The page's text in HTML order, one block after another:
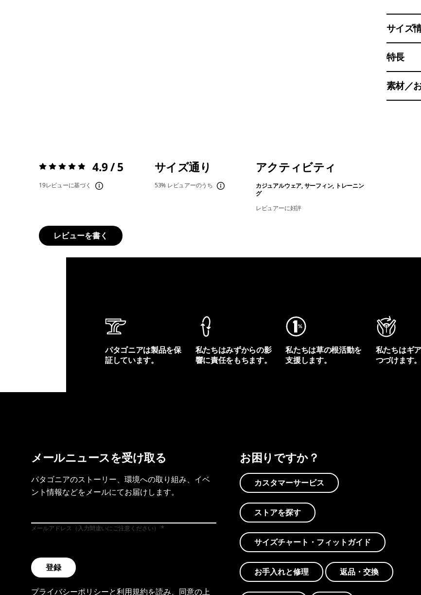
サイズ
特長
素材／
評価:4.9 / 5 4.9 / 5
19レビューに基づく
サイズ通り
53% レビュアーのうち
アクティビティ
カジュアルウェア, サーフィン, トレーニン
グ
レビュアーに好評
レビューを書く
パタゴニアは製品を保
証しています。
私たちはみずからの影
響に責任をもちます。
私たちは草の根活動を
支援します。
私たちはギ
つづけます。
メールニュースを受け取る
パタゴニアのストーリー、環境への取り組み、イベ
ント情報などをメールにてお届けします。
メールアドレス（入力間違いにご注意ください）
登録
プライバシーポリシーと利用規約を読み、同意の上
お困りですか？
カスタマーサービス
ストアを探す
サイズチャート・フィットガイド
お手入れと修理 返品・交換